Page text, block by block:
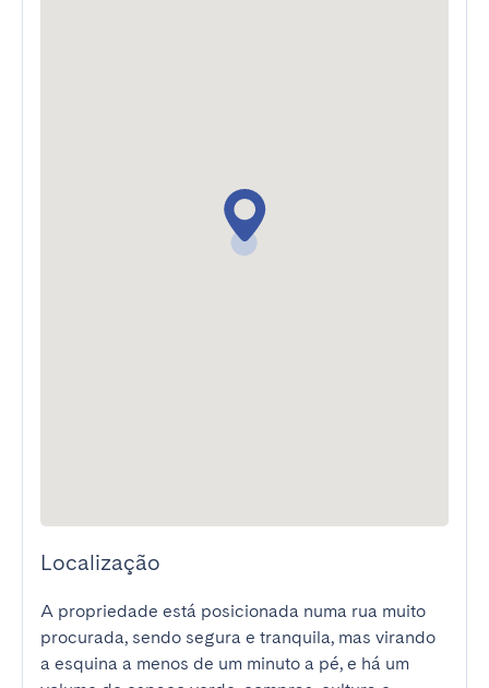
Localização
A propriedade está posicionada numa rua muito
procurada, sendo segura e tranquila, mas virando
a esquina a menos de um minuto a pé, e há um